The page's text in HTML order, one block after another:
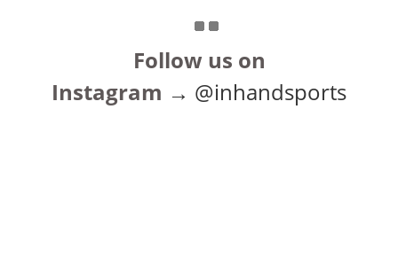
Follow us on
Instagram → @inhandsports